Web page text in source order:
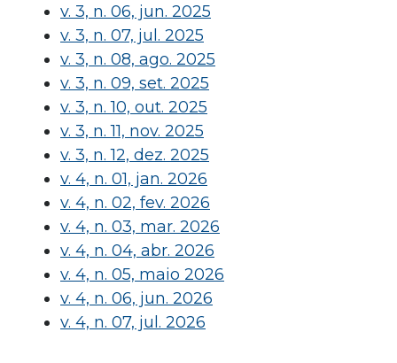
v. 3, n. 06, jun. 2025
v. 3, n. 07, jul. 2025
v. 3, n. 08, ago. 2025
v. 3, n. 09, set. 2025
v. 3, n. 10, out. 2025
v. 3, n. 11, nov. 2025
v. 3, n. 12, dez. 2025
v. 4, n. 01, jan. 2026
v. 4, n. 02, fev. 2026
v. 4, n. 03, mar. 2026
v. 4, n. 04, abr. 2026
v. 4, n. 05, maio 2026
v. 4, n. 06, jun. 2026
v. 4, n. 07, jul. 2026